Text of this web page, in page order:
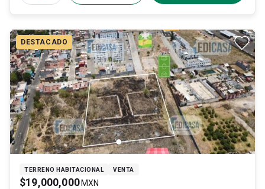
DESTACADO
TERRENO HABITACIONAL VENTA
$19,000,000 MXN